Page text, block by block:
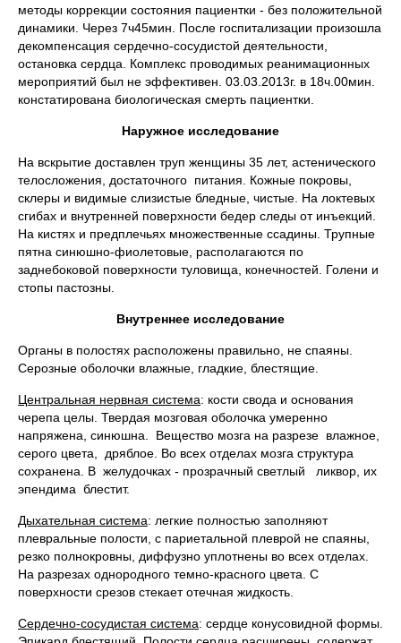
методы коррекции состояния пациентки - без положительной
динамики. Через 7ч45мин. После госпитализации произошла
декомпенсация сердечно-сосудистой деятельности,
остановка сердца. Комплекс проводимых реанимационных
мероприятий был не эффективен. 03.03.2013г. в 18ч.00мин.
констатирована биологическая смерть пациентки.
Наружное исследование
На вскрытие доставлен труп женщины 35 лет, астенического
телосложения, достаточного питания. Кожные покровы,
склеры и видимые слизистые бледные, чистые. На локтевых
сгибах и внутренней поверхности бедер следы от инъекций.
На кистях и предплечьях множественные ссадины. Трупные
пятна синюшно-фиолетовые, располагаются по
заднебоковой поверхности туловища, конечностей. Голени и
стопы пастозны.
Внутреннее исследование
Органы в полостях расположены правильно, не спаяны.
Серозные оболочки влажные, гладкие, блестящие.
Центральная нервная система: кости свода и основания
черепа целы. Твердая мозговая оболочка умеренно
напряжена, синюшна. Вещество мозга на разрезе влажное,
серого цвета, дряблое. Во всех отделах мозга структура
сохранена. В желудочках - прозрачный светлый ликвор, их
эпендима блестит.
Дыхательная система: легкие полностью заполняют
плевральные полости, с париетальной плеврой не спаяны,
резко полнокровны, диффузно уплотнены во всех отделах.
На разрезах однородного темно-красного цвета. С
поверхности срезов стекает отечная жидкость.
Сердечно-сосудистая система: сердце конусовидной формы.